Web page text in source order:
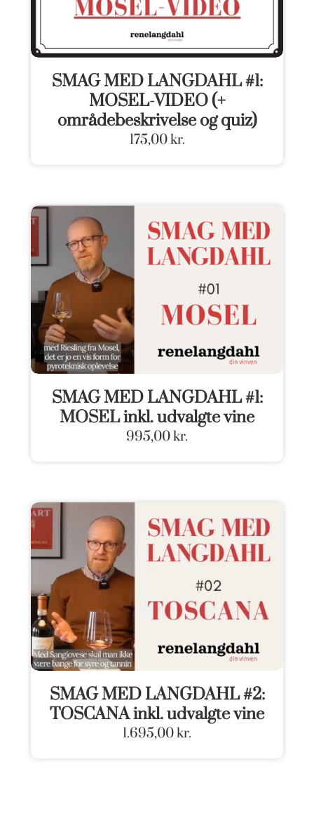
SMAG MED LANGDAHL #1:
MOSEL-VIDEO (+
områdebeskrivelse og quiz)
175,00kr.
SMAG MED LANGDAHL #1:
MOSEL inkl. udvalgte vine
995,00kr.
SMAG MED LANGDAHL #2:
TOSCANA inkl. udvalgte vine
1.695,00kr.